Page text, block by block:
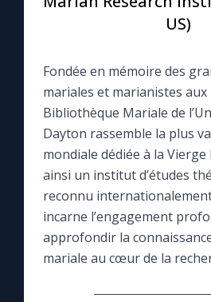
La newsletter
La vidéo de la semaine
Le compte Tiktok
Le magazine
Le site internet
US)
Fondée en mémoire des
mariales et marianistes aux
Bibliothèque Mariale de
Dayton rassemble la plus
mondiale dédiée à la
ainsi un institut d’études
reconnu
incarne l’engagement
approfondir la
mariale au cœur de la